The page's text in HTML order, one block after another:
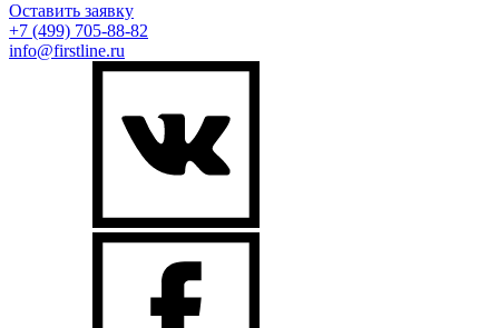
Оставить заявку
+7 (499) 705-88-82
info@firstline.ru